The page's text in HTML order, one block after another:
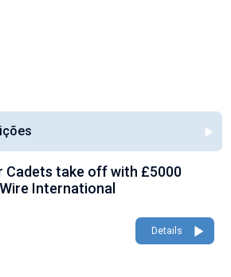
Cadets take off with £5000
International
Details